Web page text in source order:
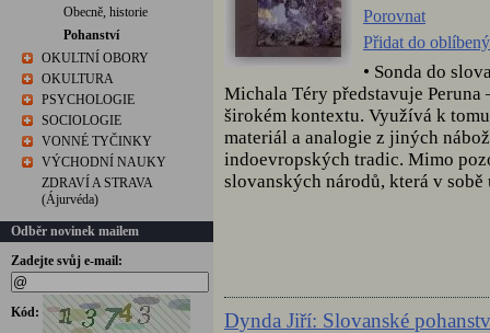
Obecně, historie
Pohanství
OKULTNÍ OBORY
OKULTURA
PSYCHOLOGIE
SOCIOLOGIE
VONNÉ TYČINKY
VÝCHODNÍ NAUKY
ZDRAVÍ A STRAVA
(Ájurvéda)
Odběr novinek mailem
Zadejte svůj e-mail:
Kód:
Porovnat
Přidat do
• Sonda do
Michala Téry představuje
širokém kontextu. Využívá k
materiál a analogie z jiných
indoevropských tradic. Mimo
slovanských národů, která v
Dynda Jiří: Slovanské